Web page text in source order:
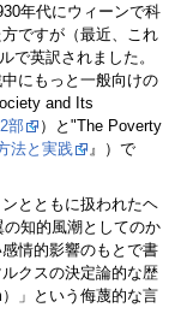
年代にウィーンで科
ですが（最近、これ
で英訳されました。
中にもっと一般向けの
and Its
部
）と"The Poverty
法と実践
』）で
とともに扱われたヘ
知的風潮としてのか
情的影響のもとで書
クスの決定論的な歴
」という侮蔑的な言